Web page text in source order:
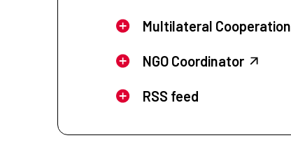
Multilateral Cooperation
NGO Coordinator
RSS feed